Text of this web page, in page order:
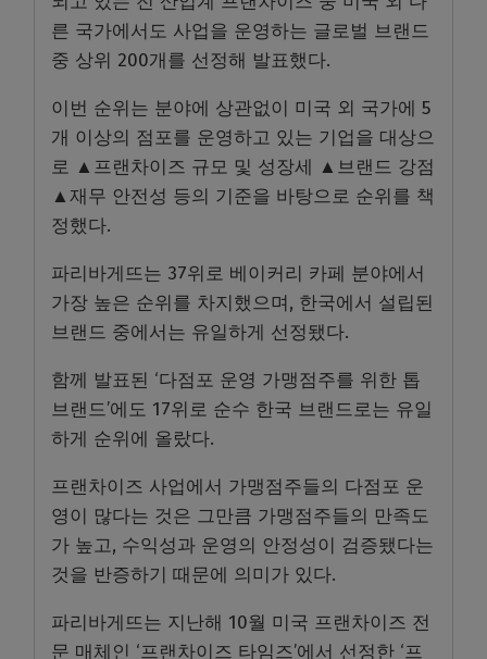
른 국가에서도 사업을 운영하는 글로벌 브랜드
중 상위 200개를 선정해 발표했다.
이번 순위는 분야에 상관없이 미국 외 국가에 5
개 이상의 점포를 운영하고 있는 기업을 대상으
로 ▲프랜차이즈 규모 및 성장세 ▲브랜드 강점
▲재무 안전성 등의 기준을 바탕으로 순위를 책
정했다.
파리바게뜨는 37위로 베이커리 카페 분야에서
가장 높은 순위를 차지했으며, 한국에서 설립된
브랜드 중에서는 유일하게 선정됐다.
함께 발표된 ‘다점포 운영 가맹점주를 위한 톱
브랜드’에도 17위로 순수 한국 브랜드로는 유일
하게 순위에 올랐다.
프랜차이즈 사업에서 가맹점주들의 다점포 운
영이 많다는 것은 그만큼 가맹점주들의 만족도
가 높고, 수익성과 운영의 안정성이 검증됐다는
것을 반증하기 때문에 의미가 있다.
파리바게뜨는 지난해 10월 미국 프랜차이즈 전
문 매체인 ‘프랜차이즈 타임즈’에서 선정한 ‘프